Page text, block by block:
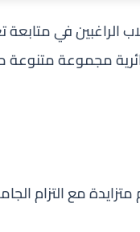
الراغبين في
مجموعة
مع التزام